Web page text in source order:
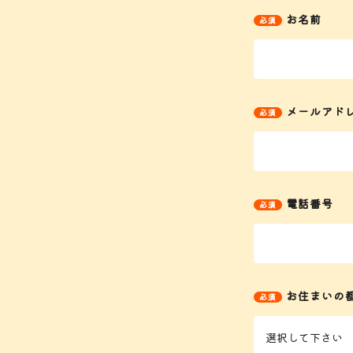
お名前
メールアド
電話番号
お住まいの